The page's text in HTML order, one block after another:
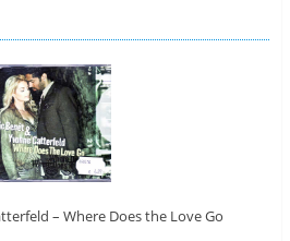
– Where Does the Love Go